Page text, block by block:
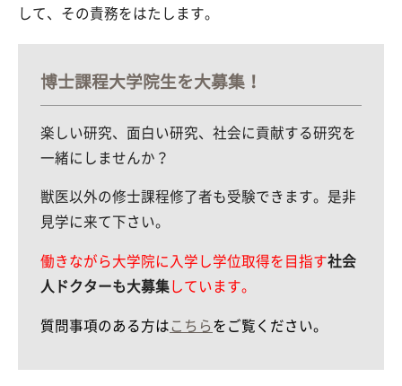
して、その責務をはたします。
博士課程大学院生を大募集！
楽しい研究、面白い研究、社会に貢献する研究を
一緒にしませんか？
獣医以外の修士課程修了者も受験できます。是非
見学に来て下さい。
働きながら大学院に入学し学位取得を目指す社会
人ドクターも大募集しています。
質問事項のある方はこちらをご覧ください。